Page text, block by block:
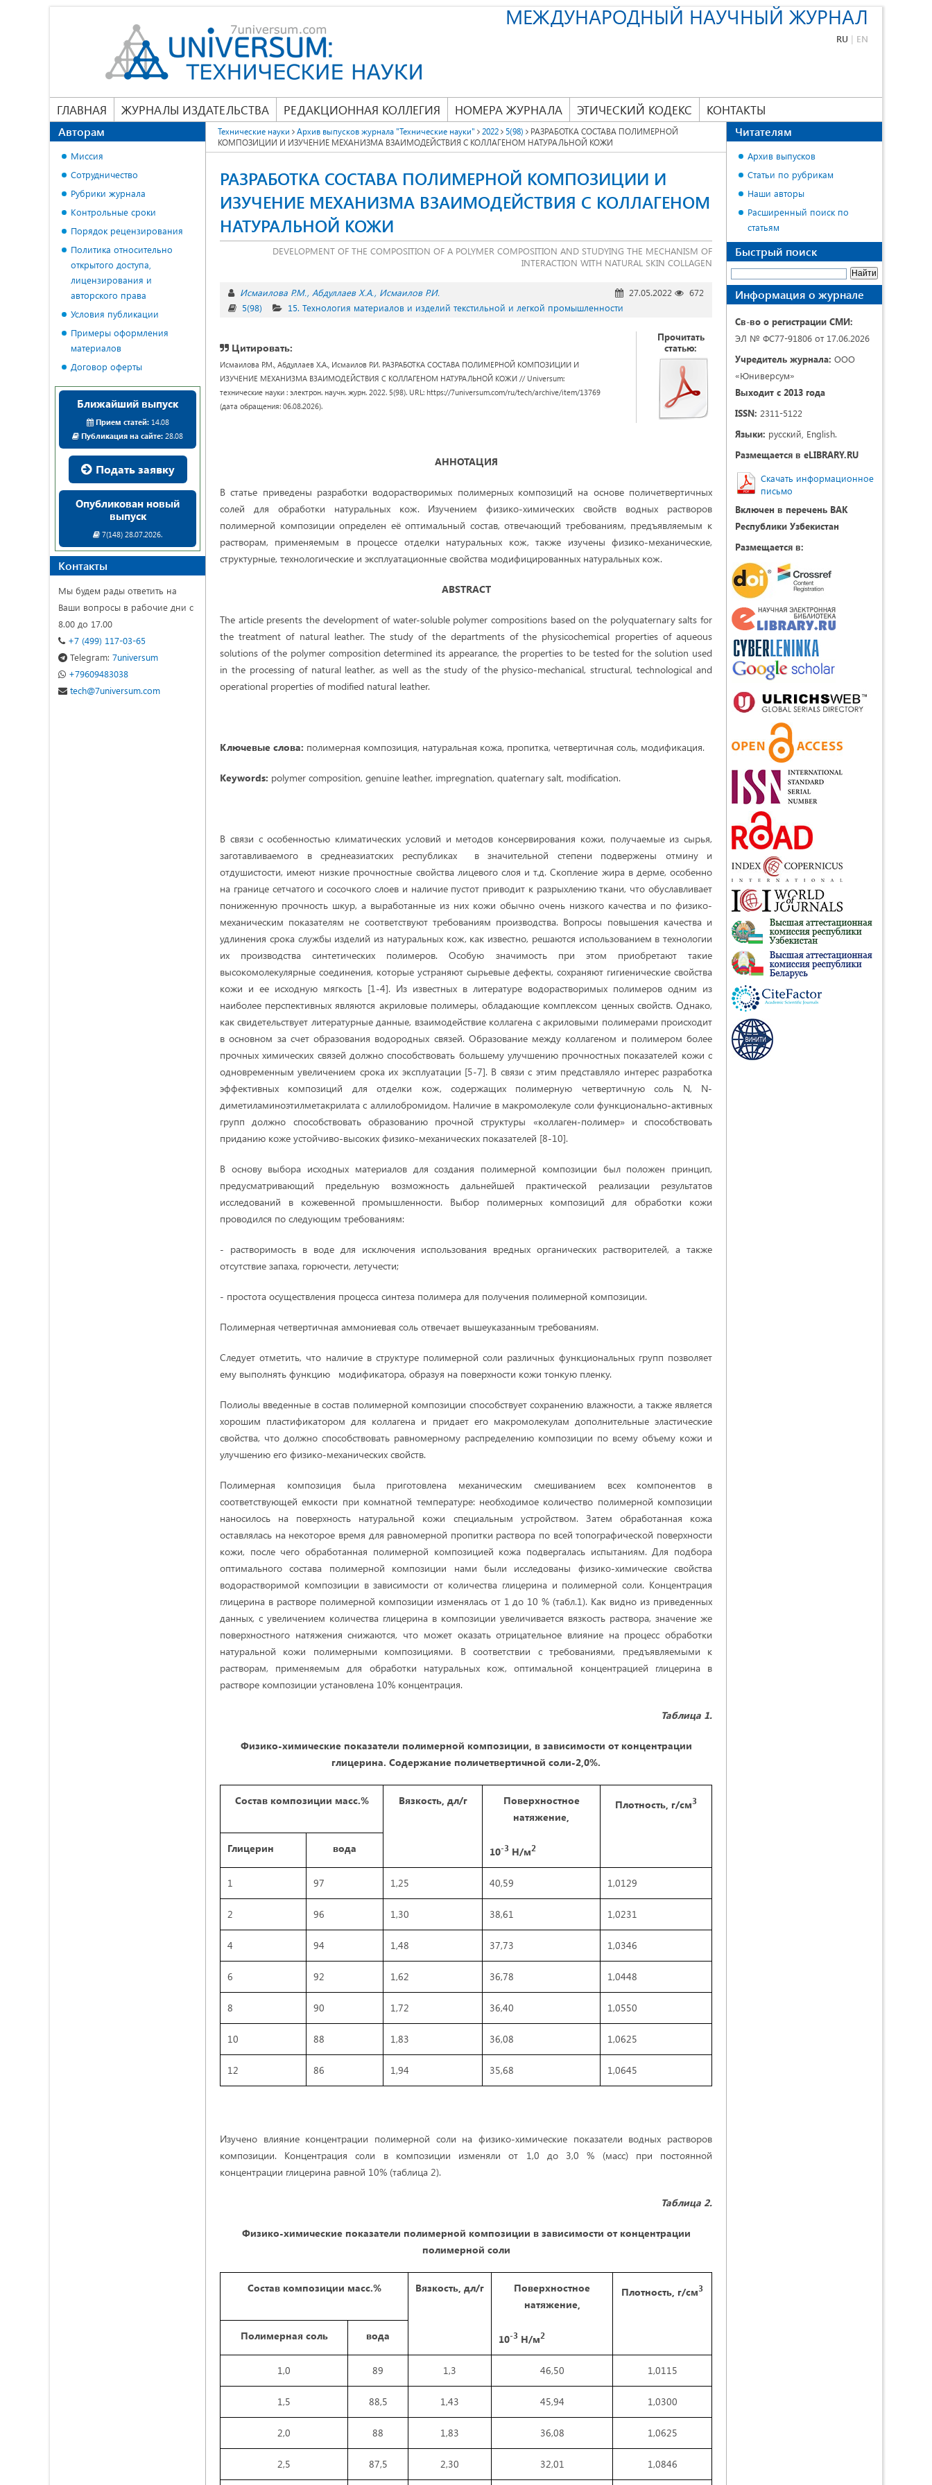
МЕЖДУНАРОДНЫЙ НАУЧНЫЙ ЖУРНАЛ
RU | EN
ГЛАВНАЯ ЖУРНАЛЫ ИЗДАТЕЛЬСТВА РЕДАКЦИОННАЯ КОЛЛЕГИЯ НОМЕРА ЖУРНАЛА ЭТИЧЕСКИЙ КОДЕКС КОНТАКТЫ
Технические науки Архив выпусков журнала "Технические науки" 2022 5(98)
РАЗРАБОТКА СОСТАВА ПОЛИМЕРНОЙ
КОМПОЗИЦИИ И ИЗУЧЕНИЕ МЕХАНИЗМА ВЗАИМОДЕЙСТВИЯ С КОЛЛАГЕНОМ НАТУРАЛЬНОЙ КОЖИ
РАЗРАБОТКА СОСТАВА ПОЛИМЕРНОЙ КОМПОЗИЦИИ И
ИЗУЧЕНИЕ МЕХАНИЗМА ВЗАИМОДЕЙСТВИЯ С КОЛЛАГЕНОМ
НАТУРАЛЬНОЙ КОЖИ
DEVELOPMENT OF THE COMPOSITION OF A POLYMER COMPOSITION AND STUDYING THE MECHANISM OF
INTERACTION WITH NATURAL SKIN COLLAGEN
Исмаилова Р.М. Абдуллаев Х.А. Исмаилов Р.И. 27.05.2022
672
5(98)
15. Технология материалов и изделий текстильной и легкой промышленности
Цитировать:
Исмаилова Р.М., Абдуллаев Х.А., Исмаилов Р.И. РАЗРАБОТКА СОСТАВА ПОЛИМЕРНОЙ КОМПОЗИЦИИ И
ИЗУЧЕНИЕ МЕХАНИЗМА ВЗАИМОДЕЙСТВИЯ С КОЛЛАГЕНОМ НАТУРАЛЬНОЙ КОЖИ // Universum:
технические науки : электрон. научн. журн. 2022. 5(98). URL: https://7universum.com/ru/tech/archive/item/13769
(дата обращения: 06.08.2026).
Прочитать
статью:
АННОТАЦИЯ
В статье приведены разработки водорастворимых полимерных композиций на основе поличетвертичных
солей для обработки натуральных кож. Изучением физико-химических свойств водных растворов
полимерной композиции определен её оптимальный состав, отвечающий требованиям, предъявляемым к
растворам, применяемым в процессе отделки натуральных кож, также изучены физико-механические,
структурные, технологические и эксплуатационные свойства модифицированных натуральных кож.
ABSTRACT
The article presents the development of water-soluble polymer compositions based on the polyquaternary salts for
the treatment of natural leather. The study of the departments of the physicochemical properties of aqueous
solutions of the polymer composition determined its appearance, the properties to be tested for the solution used
in the processing of natural leather, as well as the study of the physico-mechanical, structural, technological and
operational properties of modified natural leather.
Ключевые слова: полимерная композиция, натуральная кожа, пропитка, четвертичная соль, модификация.
Keywords: polymer composition, genuine leather, impregnation, quaternary salt, modification.
В связи с особенностью климатических условий и методов консервирования кожи, получаемые из сырья,
заготавливаемого в среднеазиатских республиках в значительной степени подвержены отмину и
отдушистости, имеют низкие прочностные свойства лицевого слоя и т.д. Скопление жира в дерме, особенно
на границе сетчатого и сосочкого слоев и наличие пустот приводит к разрыхлению ткани, что обуславливает
пониженную прочность шкур, а выработанные из них кожи обычно очень низкого качества и по физико-
механическим показателям не соответствуют требованиям производства. Вопросы повышения качества и
удлинения срока службы изделий из натуральных кож, как известно, решаются использованием в технологии
их производства синтетических полимеров. Особую значимость при этом приобретают такие
высокомолекулярные соединения, которые устраняют сырьевые дефекты, сохраняют гигиенические свойства
кожи и ее исходную мягкость [1-4]. Из известных в литературе водорастворимых полимеров одним из
наиболее перспективных являются акриловые полимеры, обладающие комплексом ценных свойств. Однако,
как свидетельствует литературные данные, взаимодействие коллагена с акриловыми полимерами происходит
в основном за счет образования водородных связей. Образование между коллагеном и полимером более
прочных химических связей должно способствовать большему улучшению прочностных показателей кожи с
одновременным увеличением срока их эксплуатации [5-7]. В связи с этим представляло интерес разработка
эффективных композиций для отделки кож, содержащих полимерную четвертичную соль N, N-
диметиламиноэтилметакрилата c аллилобромидом. Наличие в макромолекуле соли функционально-активных
групп должно способствовать образованию прочной структуры «коллаген-полимер» и способствовать
приданию коже устойчиво-высоких физико-механических показателей [8-10].
В основу выбора исходных материалов для создания полимерной композиции был положен принцип,
предусматривающий предельную возможность дальнейшей практической реализации результатов
исследований в кожевенной промышленности. Выбор полимерных композиций для обработки кожи
проводился по следующим требованиям:
- растворимость в воде для исключения использования вредных органических растворителей, а также
отсутствие запаха, горючести, летучести;
- простота осуществления процесса синтеза полимера для получения полимерной композиции.
Полимерная четвертичная аммониевая соль отвечает вышеуказанным требованиям.
Следует отметить, что наличие в структуре полимерной соли различных функциональных групп позволяет
ему выполнять функцию модификатора, образуя на поверхности кожи тонкую пленку.
Полиолы введенные в состав полимерной композиции способствует сохранению влажности, а также является
хорошим пластификатором для коллагена и придает его макромолекулам дополнительные эластические
свойства, что должно способствовать равномерному распределению композиции по всему объему кожи и
улучшению его физико-механических свойств.
Полимерная композиция была приготовлена механическим смешиванием всех компонентов в
соответствующей емкости при комнатной температуре: необходимое количество полимерной композиции
наносилось на поверхность натуральной кожи специальным устройством. Затем обработанная кожа
оставлялась на некоторое время для равномерной пропитки раствора по всей топографической поверхности
кожи, после чего обработанная полимерной композицией кожа подвергалась испытаниям. Для подбора
оптимального состава полимерной композиции нами были исследованы физико-химические свойства
водорастворимой композиции в зависимости от количества глицерина и полимерной соли. Концентрация
глицерина в растворе полимерной композиции изменялась от 1 до 10 % (табл.1). Как видно из приведенных
данных, с увеличением количества глицерина в композиции увеличивается вязкость раствора, значение же
поверхностного натяжения снижаются, что может оказать отрицательное влияние на процесс обработки
натуральной кожи полимерными композициями. В соответствии с требованиями, предъявляемыми к
растворам, применяемым для обработки натуральных кож, оптимальной концентрацией глицерина в
растворе композиции установлена 10% концентрация.
Таблица 1.
Физико-химические показатели полимерной композиции, в зависимости от концентрации
глицерина. Содержание поличетвертичной соли-2,0%.
Состав композиции масс.% Вязкость, дл/г
Поверхностное
натяжение,
Плотность, г/см3
Глицерин вода 10-3 Н/м2
1 97 1,25 40,59 1,0129
2 96 1,30 38,61 1,0231
4 94 1,48 37,73 1,0346
6 92 1,62 36,78 1,0448
8 90 1,72 36,40 1,0550
10 88 1,83 36,08 1,0625
12 86 1,94 35,68 1,0645
Изучено влияние концентрации полимерной соли на физико-химические показатели водных растворов
композиции. Концентрация соли в композиции изменяли от 1,0 до 3,0 % (масс) при постоянной
концентрации глицерина равной 10% (таблица 2).
Таблица 2.
Физико-химические показатели полимерной композиции в зависимости от концентрации
полимерной соли
Состав композиции масс.% Вязкость, дл/г
Поверхностное
натяжение,
Плотность, г/см3
Полимерная соль вода 10-3 Н/м2
1,0 89 1,3 46,50 1,0115
1,5 88,5 1,43 45,94 1,0300
2,0 88 1,83 36,08 1,0625
2,5 87,5 2,30 32,01 1,0846
Авторам
Миссия
Сотрудничество
Рубрики журнала
Контрольные сроки
Порядок рецензирования
Политика относительно
открытого доступа,
лицензирования и
авторского права
Условия публикации
Примеры оформления
материалов
Договор оферты
Ближайший выпуск
Прием статей:14.08
Публикация на сайте: 28.08
Подать заявку
Опубликован новый
выпуск
7(148) 28.07.2026.
Контакты
Мы будем рады ответить на
Ваши вопросы в рабочие дни с
8.00 до 17.00
+7 (499) 117-03-65
Telegram: 7universum
+79609483038
tech@7universum.com
Читателям
Архив выпусков
Статьи по рубрикам
Наши авторы
Расширенный поиск по
статьям
Быстрый поиск
Информация о журнале
Св-во о регистрации СМИ:
ЭЛ № ФС77-91806 от 17.06.2026
Учредитель журнала: ООО
«Юниверсум»
Выходит с 2013 года
ISSN: 2311-5122
Языки: русский, English.
Размещается в eLIBRARY.RU
Скачать информационное
письмо
Включен в перечень ВАК
Республики Узбекистан
Размещается в: